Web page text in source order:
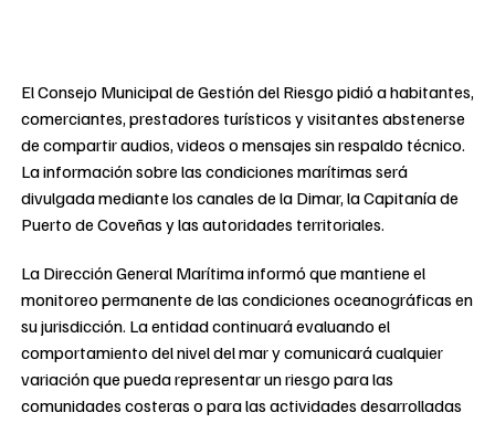
El Consejo Municipal de Gestión del Riesgo pidió a habitantes,
comerciantes, prestadores turísticos y visitantes abstenerse
de compartir audios, videos o mensajes sin respaldo técnico.
La información sobre las condiciones marítimas será
divulgada mediante los canales de la Dimar, la Capitanía de
Puerto de Coveñas y las autoridades territoriales.
La Dirección General Marítima informó que mantiene el
monitoreo permanente de las condiciones oceanográficas en
su jurisdicción. La entidad continuará evaluando el
comportamiento del nivel del mar y comunicará cualquier
variación que pueda representar un riesgo para las
comunidades costeras o para las actividades desarrolladas